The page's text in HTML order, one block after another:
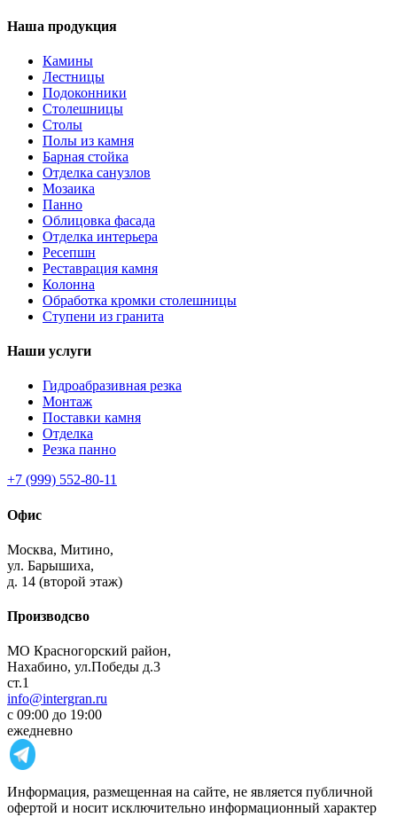
Наша продукция
Камины
Лестницы
Подоконники
Столешницы
Столы
Полы из камня
Барная стойка
Отделка санузлов
Мозаика
Панно
Облицовка фасада
Отделка интерьера
Ресепшн
Реставрация камня
Колонна
Обработка кромки столешницы
Ступени из гранита
Наши услуги
Гидроабразивная резка
Монтаж
Поставки камня
Отделка
Резка панно
+7 (999) 552-80-11
Офис
Москва, Митино,
ул. Барышиха,
д. 14 (второй этаж)
Производсво
МО Красногорский район,
Нахабино, ул.Победы д.3
ст.1
info@intergran.ru
с 09:00 до 19:00
ежедневно
Информация, размещенная на сайте, не является публичной
офертой и носит исключительно информационный характер